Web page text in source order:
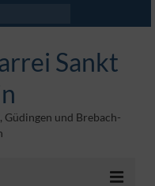
Sankt
Güdingen und Brebach-